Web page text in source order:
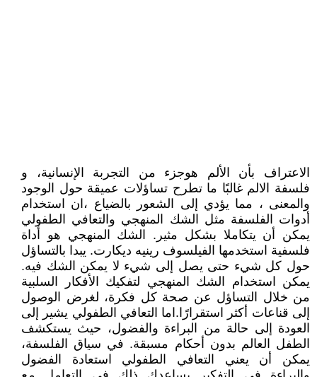
الاعتراف بأن الألم هوجزء من التجربة الإنسانية، و
فلسفة الالم غالبًا ما تطرح تساؤلات عميقة حول الوجود
والمعنى ، مما يؤدي إلى الشعور بالضياع ،ان استخدام
أدوات الفلسفة مثل الشك المنهجي والتعافي الطفولي
يمكن أن يتكاملا بشكل مثير. الشك المنهجي هو أداة
فلسفية استخدمها الفيلسوف رينيه ديكارت. يبدا بالتساؤل
حول كل شيء حتى يصل إلى شيء لا يمكن الشك فيه.
يمكن استخدام الشك المنهجي لتفكيك الأفكار السلبية
من خلال التساؤل عن صحة كل فكرة، لغرض الوصول
إلى قناعات أكثر استقرارًا.اما التعافي الطفولي يشير إلى
العودة إلى حالة من البراءة والفضول، حيث يستكشف
الطفل العالم بدون أحكام مسبقة. في سياق الفلسفة،
يمكن أن يعني التعافي الطفولي استعادة الفضول